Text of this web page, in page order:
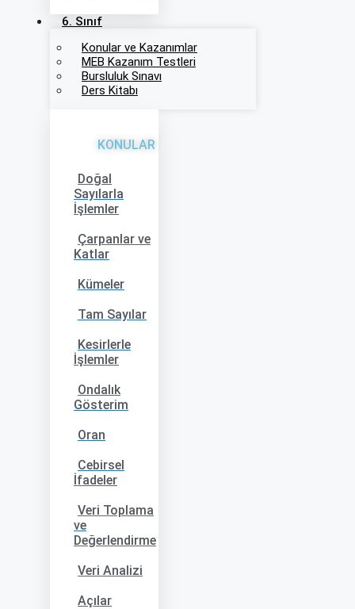
6. Sınıf
Konular ve Kazanımlar
MEB Kazanım Testleri
Bursluluk Sınavı
Ders Kitabı
KONULAR
Doğal
Sayılarla
İşlemler
Çarpanlar ve
Katlar
Kümeler
Tam Sayılar
Kesirlerle
İşlemler
Ondalık
Gösterim
Oran
Cebirsel
İfadeler
Veri Toplama
ve
Değerlendirme
Veri Analizi
Açılar